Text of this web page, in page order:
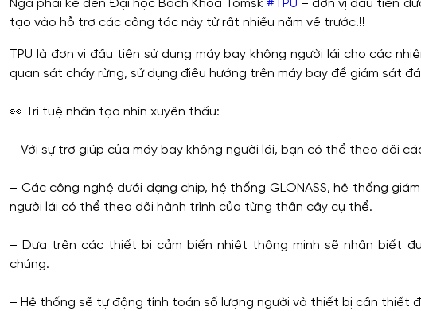
Nga phải kể đến Đại học Bách Khoa Tomsk#TPU – đơn vị đầu tiên
tạo vào hỗ trợ các công tác này từ rất nhiều năm về trước!!!
TPU là đơn vị đầu tiên sử dụng máy bay không người lái cho các
quan sát cháy rừng, sử dụng điều hướng trên máy bay để giám sát
👀 Trí tuệ nhân tạo nhìn xuyên thấu:
– Với sự trợ giúp của máy bay không người lái, bạn có thể theo dõi
– Các công nghệ dưới dạng chip, hệ thống GLONASS, hệ thống
người lái có thể theo dõi hành trình của từng thân cây cụ thể.
– Dựa trên các thiết bị cảm biến nhiệt thông minh sẽ nhân biết
chúng.
– Hệ thống sẽ tự động tính toán số lượng người và thiết bị cần thiết